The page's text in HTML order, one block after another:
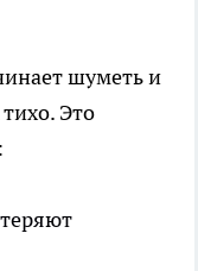
шуметь и
Это
: